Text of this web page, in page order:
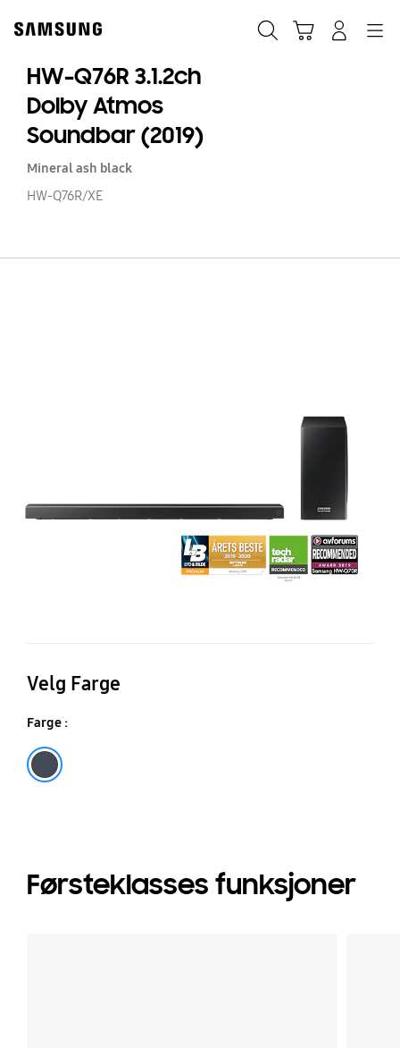
content
HW-Q76R 3.1.2ch
Dolby Atmos
Soundbar (2019)
Mineral ash black
HW-Q76R/XE
Velg Farge
Farge :
Førsteklasses funksjoner